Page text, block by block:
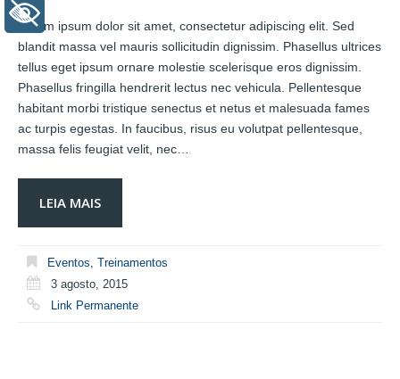
Lorem ipsum dolor sit amet, consectetur adipiscing elit. Sed
blandit massa vel mauris sollicitudin dignissim. Phasellus ultrices
tellus eget ipsum ornare molestie scelerisque eros dignissim.
Phasellus fringilla hendrerit lectus nec vehicula. Pellentesque
habitant morbi tristique senectus et netus et malesuada fames
ac turpis egestas. In faucibus, risus eu volutpat pellentesque,
massa felis feugiat velit, nec…
LEIA MAIS
Eventos Treinamentos
3 agosto, 2015
Link Permanente